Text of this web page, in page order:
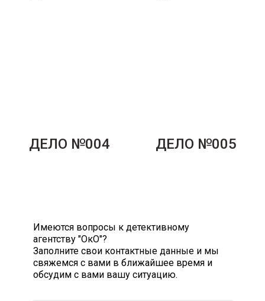
ДЕЛО №004 ДЕЛО №005
Имеются вопросы к детективному
агентству "ОкО"?
Заполните свои контактные данные и мы
свяжемся с вами в ближайшее время и
обсудим с вами вашу ситуацию.